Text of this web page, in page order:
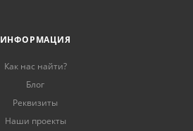
ИНФОРМАЦИЯ
Как нас найти?
Блог
Реквизиты
Наши проекты